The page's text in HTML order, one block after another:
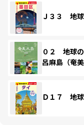
Ｊ３３ 地
０２ 地球
呂麻島（奄
Ｄ１７ 地